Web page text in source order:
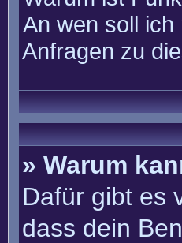
An wen soll
Anfragen zu
» Warum
Dafür gibt es
dass dein